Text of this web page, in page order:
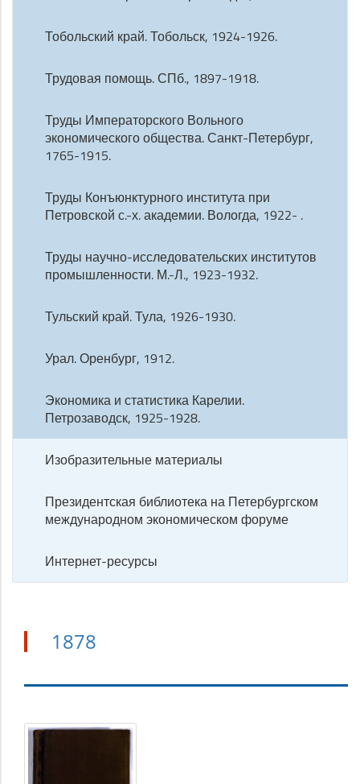
Тобольский край. Тобольск, 1924-1926.
Трудовая помощь. СПб., 1897-1918.
Труды Императорского Вольного
экономического общества. Санкт-Петербург,
1765-1915.
Труды Конъюнктурного института при
Петровской с.-х. академии. Вологда, 1922- .
Труды научно-исследовательских институтов
промышленности. М.-Л., 1923-1932.
Тульский край. Тула, 1926-1930.
Урал. Оренбург, 1912.
Экономика и статистика Карелии.
Петрозаводск, 1925-1928.
Изобразительные материалы
Президентская библиотека на Петербургском
международном экономическом форуме
Интернет-ресурсы
1878
1878